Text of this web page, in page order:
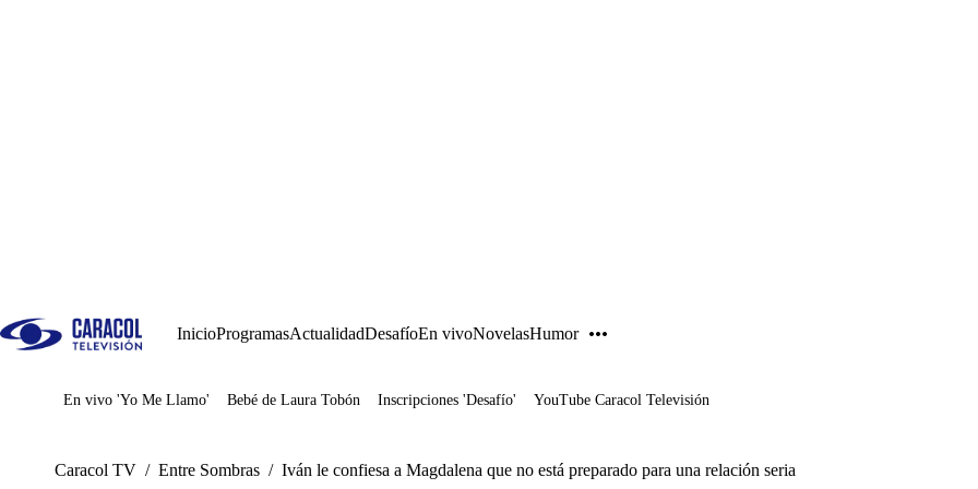
InicioProgramasActualidadDesafíoEn vivoNovelasHumor
Juegos
En vivo 'Yo Me Llamo' Bebé de Laura Tobón Inscripciones 'Desafío' YouTube Caracol Televisión
Caracol TV / Entre Sombras / Iván le confiesa a Magdalena que no está preparado para una relación seria